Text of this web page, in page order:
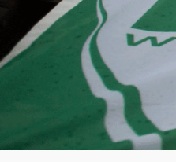
contenu
principal